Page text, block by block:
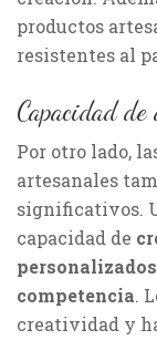
productos
resistentes al
Capacidad
Por otro lado,
artesanales
significativos.
capacidad de
personalizados
competencia.
creatividad y